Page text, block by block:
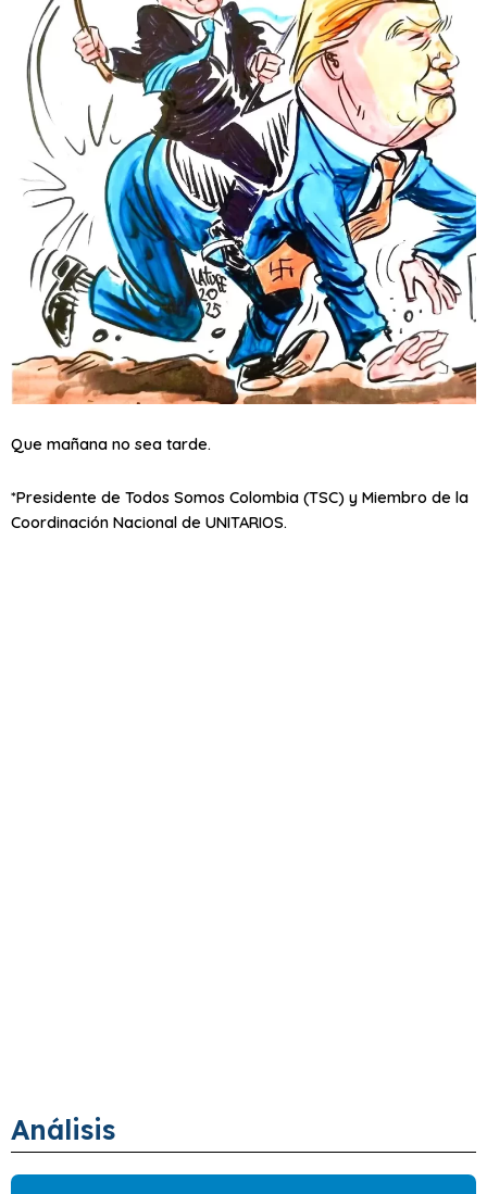
Que mañana no sea tarde.
*Presidente de Todos Somos Colombia (TSC) y Miembro de la
Coordinación Nacional de UNITARIOS.
Análisis